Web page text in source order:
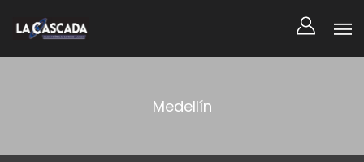
Medellín